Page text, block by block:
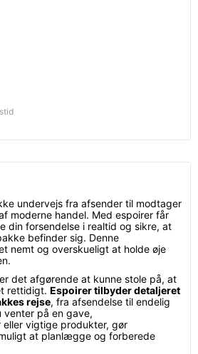
undervejs fra afsender til modtager
moderne handel. Med espoirer får
din forsendelse i realtid og sikre, at
befinder sig. Denne
nemt og overskueligt at holde øje
det afgørende at kunne stole på, at
rettidigt. Espoirer tilbyder detaljeret
rejse, fra afsendelse til endelig
venter på en gave,
vigtige produkter, gør
at planlægge og forberede